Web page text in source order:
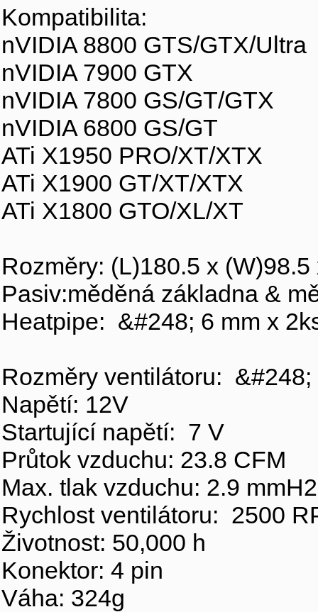
Kompatibilita:
nVIDIA 8800 GTS/GTX/Ultra
nVIDIA 7900 GTX
nVIDIA 7800 GS/GT/GTX
nVIDIA 6800 GS/GT
ATi X1950 PRO/XT/XTX
ATi X1900 GT/XT/XTX
ATi X1800 GTO/XL/XT
Rozměry: (L)180.5 x
Pasiv:měděná základna &
Heatpipe: &#248; 6 mm x
Rozměry ventilátoru:
Napětí: 12V
Startující napětí: 7 V
Průtok vzduchu: 23.8 CFM
Max. tlak vzduchu: 2.9
Rychlost ventilátoru: 2500
Životnost: 50,000 h
Konektor: 4 pin
Váha: 324g